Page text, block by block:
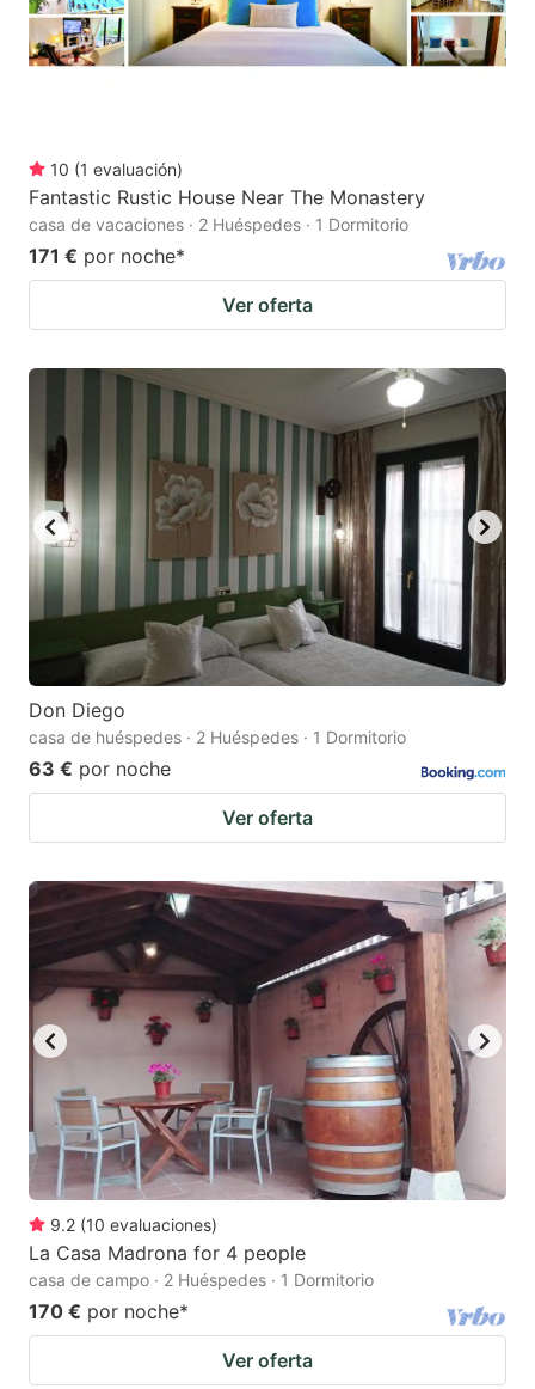
10 (1 evaluación)
Fantastic Rustic House Near The Monastery
casa de vacaciones · 2 Huéspedes · 1 Dormitorio
171 € por noche*
Ver oferta
Don Diego
casa de huéspedes · 2 Huéspedes · 1 Dormitorio
63 € por noche
Ver oferta
9.2 (10 evaluaciones)
La Casa Madrona for 4 people
casa de campo · 2 Huéspedes · 1 Dormitorio
170 € por noche*
Ver oferta